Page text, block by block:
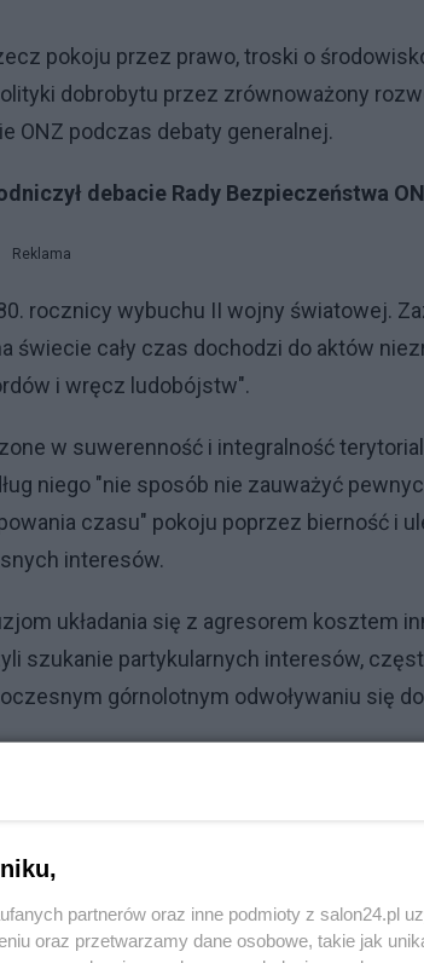
pokoju przez prawo, troski o
dobrobytu przez zrównoważony
ONZ podczas debaty generalnej.
debacie Rady Bezpieczeństwa
Reklama
rocznicy wybuchu II wojny światowej.
cały czas dochodzi do aktów
i wręcz ludobójstw".
w suwerenność i integralność
niego "nie sposób nie zauważyć
czasu" pokoju poprzez bierność i
interesów.
układania się z agresorem kosztem
szukanie partykularnych interesów,
górnolotnym odwoływaniu się
światowego ładu kierowaliśmy
again" - podkreślił polski przywódca.
czas, aby ocknąć się z letargu,
partnerów oraz inne podmioty z salon24.pl
oraz przetwarzamy dane osobowe, takie jak